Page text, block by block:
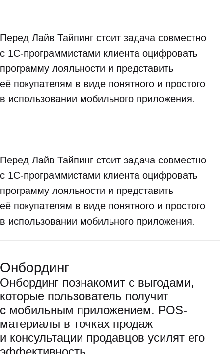
Перед Лайв Тайпинг стоит задача совместно
с 1С-программистами клиента оцифровать
программу лояльности и представить
её покупателям в виде понятного и простого
в использовании мобильного приложения.
Перед Лайв Тайпинг стоит задача совместно
с 1С-программистами клиента оцифровать
программу лояльности и представить
её покупателям в виде понятного и простого
в использовании мобильного приложения.
Онбординг
Онбординг познакомит с выгодами,
которые пользователь получит
с мобильным приложением. POS-
материалы в точках продаж
и консультации продавцов усилят его
эффективность.